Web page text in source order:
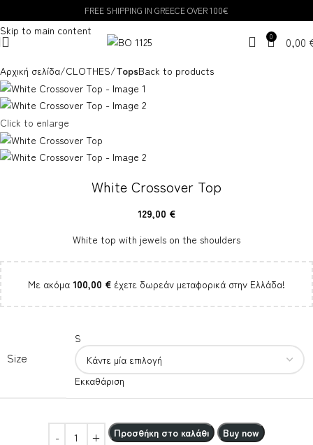
Skip to main content
FREE SHIPPING IN GREECE OVER 100€
0 0,00
Αρχική σελίδα CLOTHES TopsBack to products
Click to enlarge
White Crossover Top
129,00 €
White top with jewels on the shoulders
Με ακόμα 100,00 € έχετε δωρεάν μεταφορικά στην Ελλάδα!
Size
S
Εκκαθάριση
Προσθήκη στο καλάθι Buy now